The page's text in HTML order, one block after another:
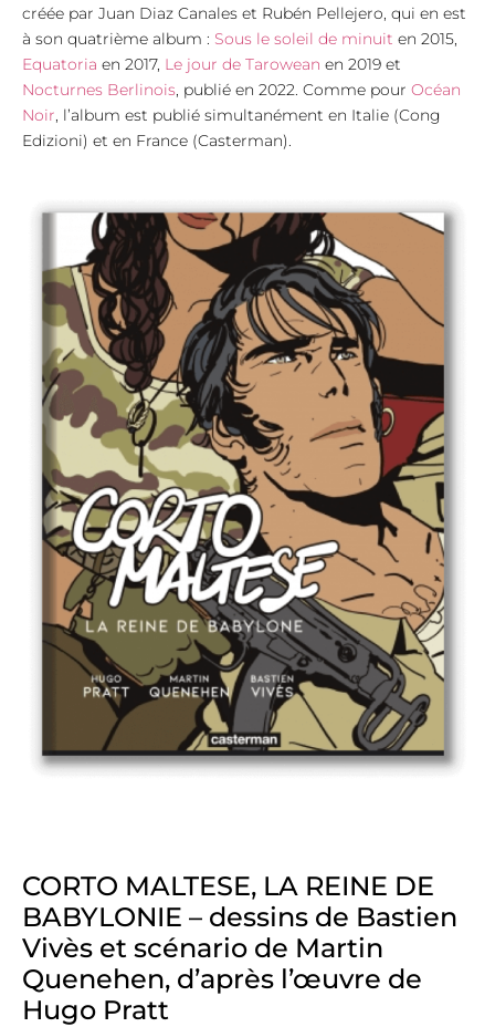
créée par Juan Diaz Canales et Rubén Pellejero, qui en est
à son quatrième album : Sous le soleil de minuit en 2015,
Equatoria en 2017, Le jour de Tarowean en 2019 et
Nocturnes Berlinois, publié en 2022. Comme pour Océan
Noir, l’album est publié simultanément en Italie (Cong
Edizioni) et en France (Casterman).
CORTO MALTESE, LA REINE DE
BABYLONIE – dessins de Bastien
Vivès et scénario de Martin
Quenehen, d’après l’œuvre de
Hugo Pratt